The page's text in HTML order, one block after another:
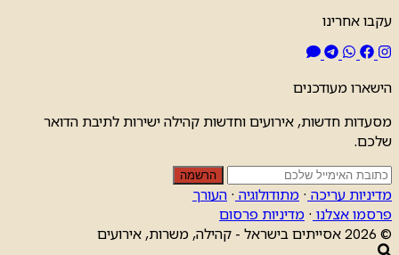
עקבו אחרינו
הישארו מעודכנים
מסעדות חדשות, אירועים וחדשות קהילה ישירות לתיבת הדואר
שלכם.
הרשמה
מדיניות עריכה · מתודולוגיה · העורך
פרסמו אצלנו · מדיניות פרסום
© 2026 אסייתים בישראל - קהילה, משרות, אירועים